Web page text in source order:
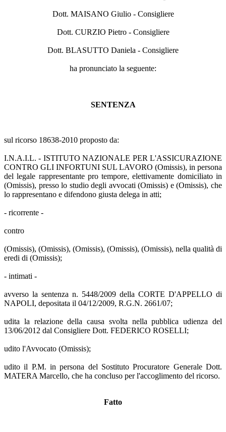
Dott. MAISANO Giulio - Consigliere
Dott. CURZIO Pietro - Consigliere
Dott. BLASUTTO Daniela - Consigliere
ha pronunciato la seguente:
SENTENZA
sul ricorso 18638-2010 proposto da:
I.N.A.I.L. - ISTITUTO NAZIONALE PER L'ASSICURAZIONE
CONTRO GLI INFORTUNI SUL LAVORO (Omissis), in persona
del legale rappresentante pro tempore, elettivamente domiciliato in
(Omissis), presso lo studio degli avvocati (Omissis) e (Omissis), che
lo rappresentano e difendono giusta delega in atti;
- ricorrente -
contro
(Omissis), (Omissis), (Omissis), (Omissis), (Omissis), nella qualità di
eredi di (Omissis);
- intimati -
avverso la sentenza n. 5448/2009 della CORTE D'APPELLO di
NAPOLI, depositata il 04/12/2009, R.G.N. 2661/07;
udita la relazione della causa svolta nella pubblica udienza del
13/06/2012 dal Consigliere Dott. FEDERICO ROSELLI;
udito l'Avvocato (Omissis);
udito il P.M. in persona del Sostituto Procuratore Generale Dott.
MATERA Marcello, che ha concluso per l'accoglimento del ricorso.
Fatto